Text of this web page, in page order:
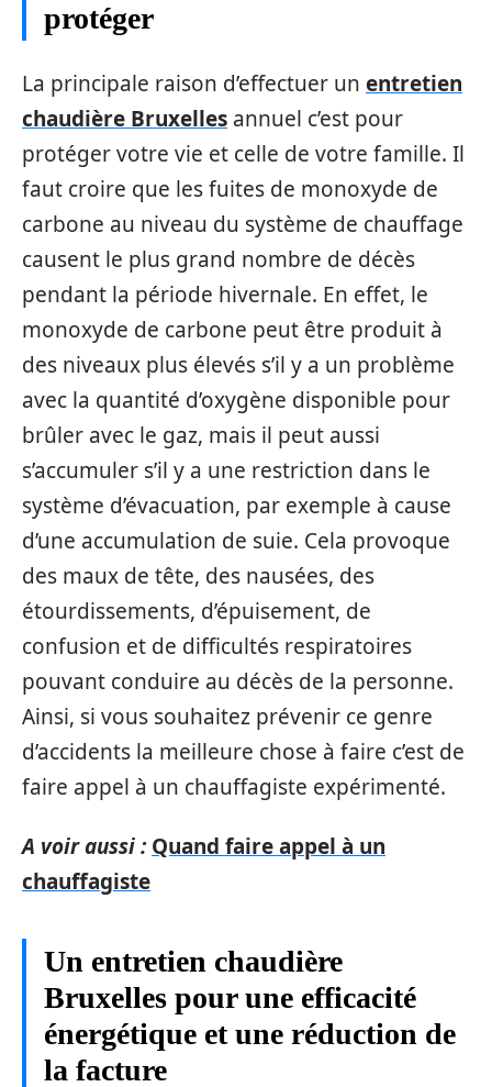
protéger
La principale raison d’effectuer un entretien
chaudière Bruxelles annuel c’est pour
protéger votre vie et celle de votre famille. Il
faut croire que les fuites de monoxyde de
carbone au niveau du système de chauffage
causent le plus grand nombre de décès
pendant la période hivernale. En effet, le
monoxyde de carbone peut être produit à
des niveaux plus élevés s’il y a un problème
avec la quantité d’oxygène disponible pour
brûler avec le gaz, mais il peut aussi
s’accumuler s’il y a une restriction dans le
système d’évacuation, par exemple à cause
d’une accumulation de suie. Cela provoque
des maux de tête, des nausées, des
étourdissements, d’épuisement, de
confusion et de difficultés respiratoires
pouvant conduire au décès de la personne.
Ainsi, si vous souhaitez prévenir ce genre
d’accidents la meilleure chose à faire c’est de
faire appel à un chauffagiste expérimenté.
A voir aussi : Quand faire appel à un
chauffagiste
Un entretien chaudière
Bruxelles pour une efficacité
énergétique et une réduction de
la facture